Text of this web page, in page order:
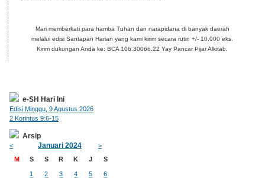
Mari memberkati para hamba Tuhan dan narapidana di banyak daerah
melalui edisi Santapan Harian yang kami kirim secara rutin +/- 10.000 eks.
Kirim dukungan Anda ke: BCA 106.30066.22 Yay Pancar Pijar Alkitab.
e-SH Hari Ini
Edisi Minggu, 9 Agustus 2026
2 Korintus 9:6-15
Arsip
< Januari 2024
>
M
S S R K J S
1 2 3 4 5
6